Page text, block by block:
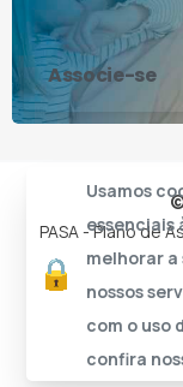
Associe-se
PASA - Plano de
Usamos
essenciais
melhorar
nossos
com o uso
confira